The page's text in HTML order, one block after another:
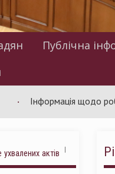
Публічна
Інформація щодо роботи
актів